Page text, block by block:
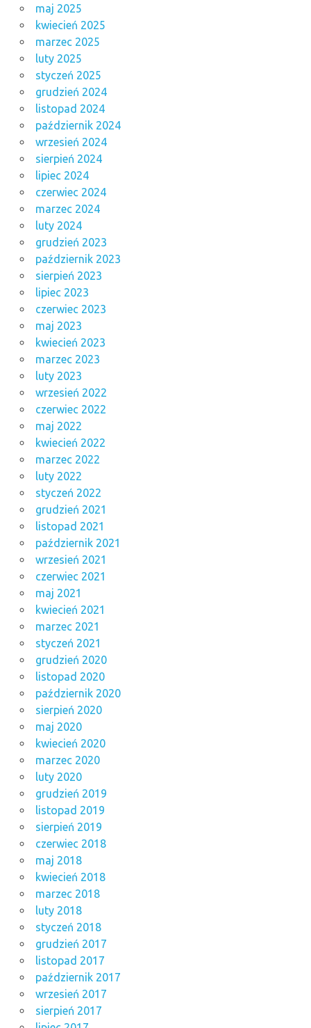
maj 2025
kwiecień 2025
marzec 2025
luty 2025
styczeń 2025
grudzień 2024
listopad 2024
październik 2024
wrzesień 2024
sierpień 2024
lipiec 2024
czerwiec 2024
marzec 2024
luty 2024
grudzień 2023
październik 2023
sierpień 2023
lipiec 2023
czerwiec 2023
maj 2023
kwiecień 2023
marzec 2023
luty 2023
wrzesień 2022
czerwiec 2022
maj 2022
kwiecień 2022
marzec 2022
luty 2022
styczeń 2022
grudzień 2021
listopad 2021
październik 2021
wrzesień 2021
czerwiec 2021
maj 2021
kwiecień 2021
marzec 2021
styczeń 2021
grudzień 2020
listopad 2020
październik 2020
sierpień 2020
maj 2020
kwiecień 2020
marzec 2020
luty 2020
grudzień 2019
listopad 2019
sierpień 2019
czerwiec 2018
maj 2018
kwiecień 2018
marzec 2018
luty 2018
styczeń 2018
grudzień 2017
listopad 2017
październik 2017
wrzesień 2017
sierpień 2017